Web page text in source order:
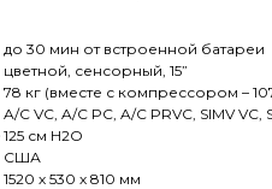
до 30 мин от встроенной батареи
цветной, сенсорный, 15”
78 кг (вместе с компрессором –
A/C VC, A/C PC, A/C PRVC, SIMV VC,
125 см H2O
США
1520 х 530 х 810 мм